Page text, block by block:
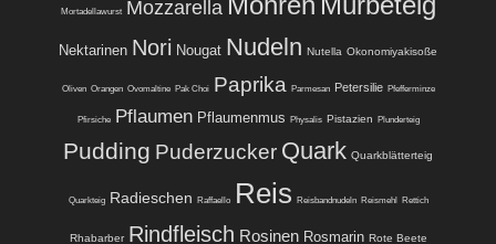
Mortadellawurst Mozzarella
Nektarinen Nori Nougat Nudeln Nutella Okonomiyakisoße
Oliven Orangen Ovomaltine Pak Choi Paprika Parmesan Petersilie Pfefferminze
Pfirsiche Pflaumen Pflaumenmus Physalis Pistazien Plunderteig
Pudding Puderzucker Quark Quarkblätterteig
Quarkteig Radieschen Raffaello Reis Reisbandnudeln Reismehl Rettich
Rhabarber Rindfleisch Rosinen Rosmarin Rote Beete